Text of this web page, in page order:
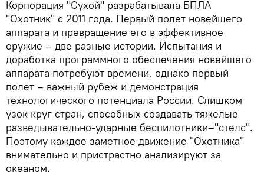
Корпорация "Сухой" разрабатывала БПЛА
"Охотник" с 2011 года. Первый полет новейшего
аппарата и превращение его в эффективное
оружие – две разные истории. Испытания и
доработка программного обеспечения новейшего
аппарата потребуют времени, однако первый
полет – важный рубеж и демонстрация
технологического потенциала России. Слишком
узок круг стран, способных создавать тяжелые
разведывательно-ударные беспилотники–"стелс".
Поэтому каждое заметное движение "Охотника"
внимательно и пристрастно анализируют за
океаном.